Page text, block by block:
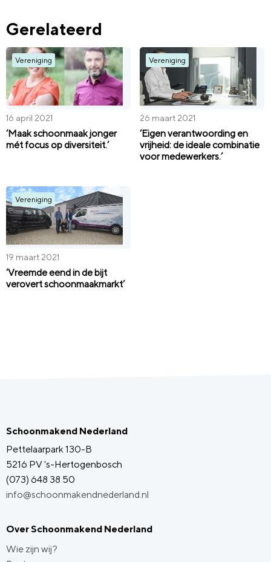
Gerelateerd
Vereniging
16 april 2021
‘Maak schoonmaak jonger
mét focus op diversiteit.’
Vereniging
26 maart 2021
‘Eigen verantwoording en
vrijheid: de ideale combinatie
voor medewerkers.’
Vereniging
19 maart 2021
‘Vreemde eend in de bijt
verovert schoonmaakmarkt’
Schoonmakend Nederland
Pettelaarpark 130-B
5216 PV 's-Hertogenbosch
(073) 648 38 50
info@schoonmakendnederland.nl
Over Schoonmakend Nederland
Wie zijn wij?